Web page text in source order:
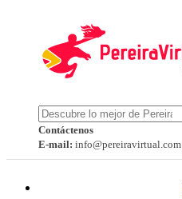
Contáctenos
E-mail: info@pereiravirtual.com